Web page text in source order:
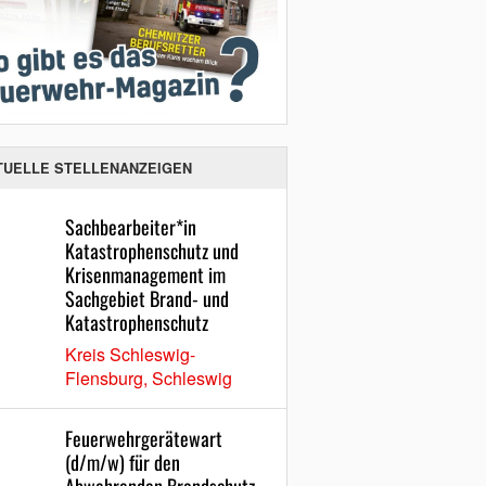
STELLENANZEIGEN
Sachbearbeiter*in
Katastrophenschutz und
Krisenmanagement im
Sachgebiet Brand- und
Katastrophenschutz
Kreis Schleswig-
Flensburg, Schleswig
Feuerwehrgerätewart
(d/m/w) für den